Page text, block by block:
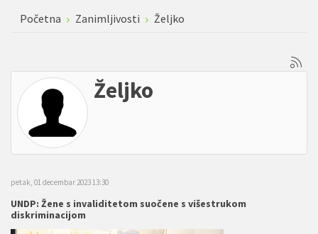
Početna Zanimljivosti Željko
Željko
petak, 01 decembar 2023 13:30
UNDP: Žene s invaliditetom suočene s višestrukom
diskriminacijom